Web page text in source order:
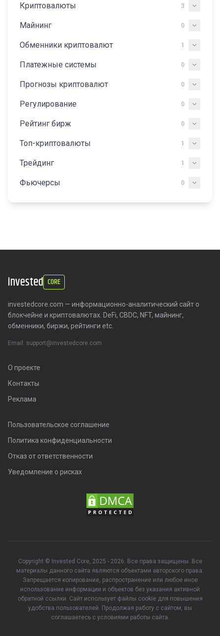
Криптовалюты 3
Майнинг 0
Обменники криптовалют 1
Платежные системы 0
Прогнозы криптовалют 0
Регулирование 0
Рейтинг бирж 0
Топ-криптовалюты 1
Трейдинг 1
Фьючерсы 0
invested CORE
investedcore.com — информационно-аналитический сайт о
блокчейне и криптовалютах. DeFi, CBDC, NFT, майнинг,
обменники, биржи, рейтинги etc.
Email: support@investedcore.com
О проекте
Контакты
Реклама
Пользовательское соглашение
Политика конфиденциальности
Отказ от ответственности
Уведомление о рисках
Copyright © Invested Core, 2025 - 2026. Все права защищены. Все
материалы данного сайта являются объектами авторского права.
Запрещается копирование, распространение или любое иное
использование информации и объектов без указания активной
обратной ссылки. Сайт использует файлы cookie для повышения
удобства пользователей. Продолжая работу с сайтом, вы
соглашаетесь с условиями работы сайта.